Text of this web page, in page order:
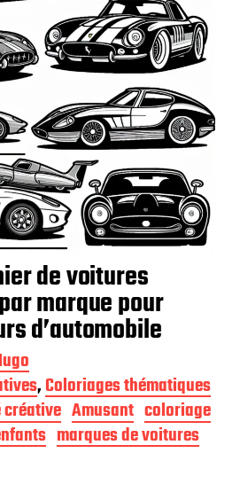
de voitures
marque pour
d’automobile
,Coloriages thématiques
Amusant coloriage
marques de voitures